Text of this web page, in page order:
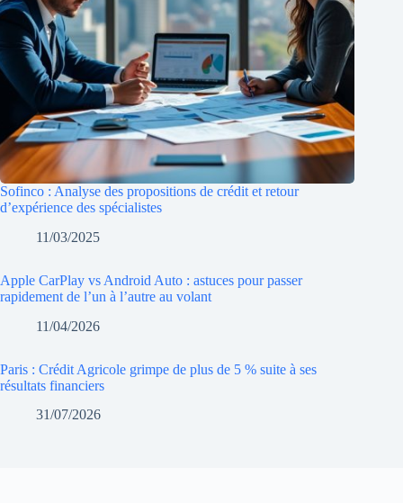
Sofinco : Analyse des propositions de crédit et retour
d’expérience des spécialistes
11/03/2025
Apple CarPlay vs Android Auto : astuces pour passer
rapidement de l’un à l’autre au volant
11/04/2026
Paris : Crédit Agricole grimpe de plus de 5 % suite à ses
résultats financiers
31/07/2026